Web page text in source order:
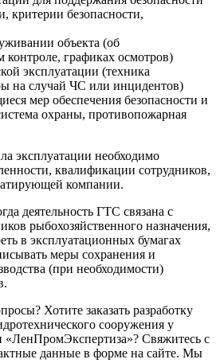
критерии безопасности,
объекта (об
контроле, графиках осмотров)
эксплуатации (техника
на случай ЧС или инцидентов)
мер обеспечения безопасности и
охраны, противопожарная
эксплуатации необходимо
квалификации сотрудников,
компании.
деятельность ГТС связана с
рыбохозяйственного назначения,
в эксплуатационных бумагах
меры сохранения и
(при необходимости)
Хотите заказать разработку
сооружения у
«ЛенПромЭкспертиза»? Свяжитесь с
данные в форме на сайте. Мы